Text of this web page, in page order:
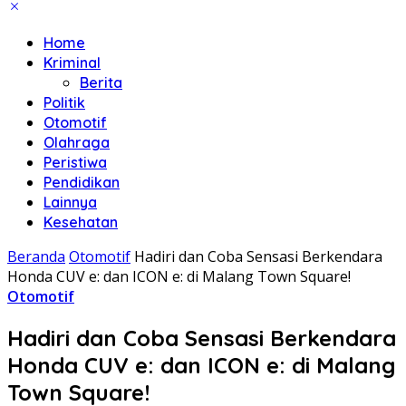
Home
Kriminal
Berita
Politik
Otomotif
Olahraga
Peristiwa
Pendidikan
Lainnya
Kesehatan
Beranda Otomotif Hadiri dan Coba Sensasi Berkendara
Honda CUV e: dan ICON e: di Malang Town Square!
Otomotif
Hadiri dan Coba Sensasi Berkendara
Honda CUV e: dan ICON e: di Malang
Town Square!